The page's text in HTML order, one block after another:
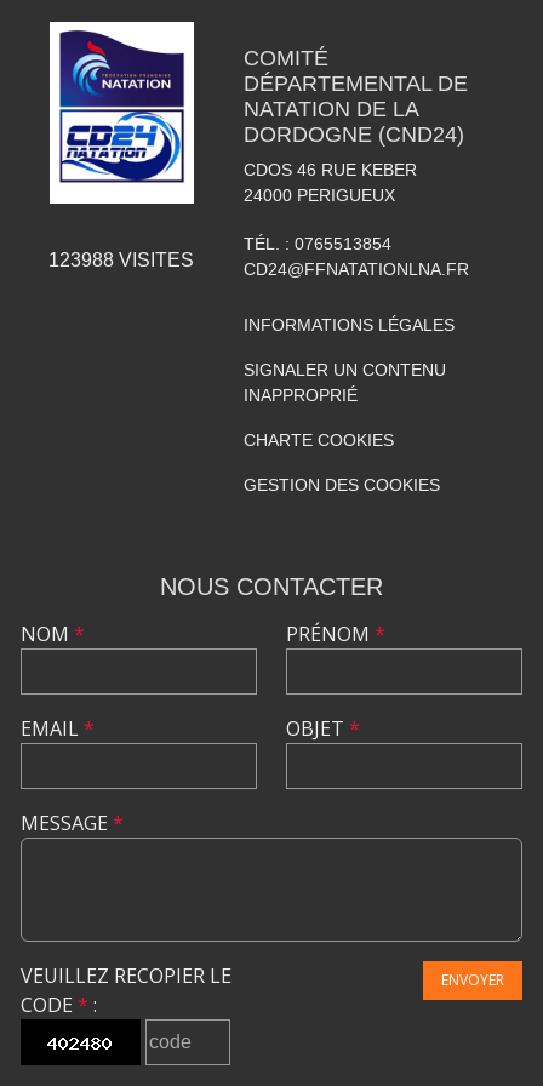
123988 VISITES
COMITÉ
DÉPARTEMENTAL DE
NATATION DE LA
DORDOGNE (CND24)
CDOS 46 RUE KEBER
24000 PERIGUEUX
TÉL. : 0765513854
CD24@FFNATATIONLNA.FR
INFORMATIONS LÉGALES
SIGNALER UN CONTENU
INAPPROPRIÉ
CHARTE COOKIES
GESTION DES COOKIES
NOUS CONTACTER
NOM *
EMAIL*
PRÉNOM *
OBJET *
MESSAGE *
VEUILLEZ RECOPIER LE
CODE * :
ENVOYER